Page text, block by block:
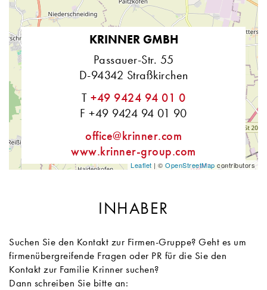
Leaflet | © OpenStreetMapcontributors
KRINNER GMBH
Passauer-Str. 55
D-94342 Straßkirchen
T +49 9424 94 01 0
F +49 9424 94 01 90
office@krinner.com
www.krinner-group.com
INHABER
Suchen Sie den Kontakt zur Firmen-Gruppe? Geht es um
firmenübergreifende Fragen oder PR für die Sie den
Kontakt zur Familie Krinner suchen?
Dann schreiben Sie bitte an: